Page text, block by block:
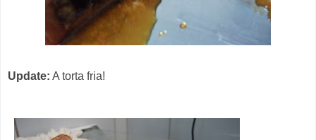
Update: A torta fria!